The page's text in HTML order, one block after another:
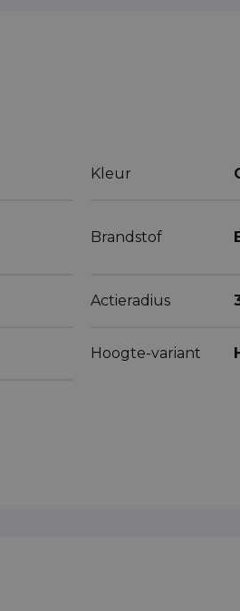
Kleur
Brandstof
Actieradius
Hoogte-variant